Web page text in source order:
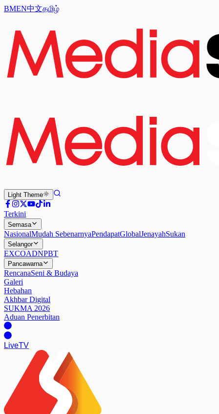
BMEN中文தமிழ்
Light Theme
Terkini
Semasa
NasionalMudah SebenarnyaPendapatGlobalJenayahSukan
Selangor
EXCOADNPBT
Pancawarna
RencanaSeni & Budaya
Galeri
Hebahan
Akhbar Digital
SUKMA 2026
Aduan Penerbitan
LiveTV